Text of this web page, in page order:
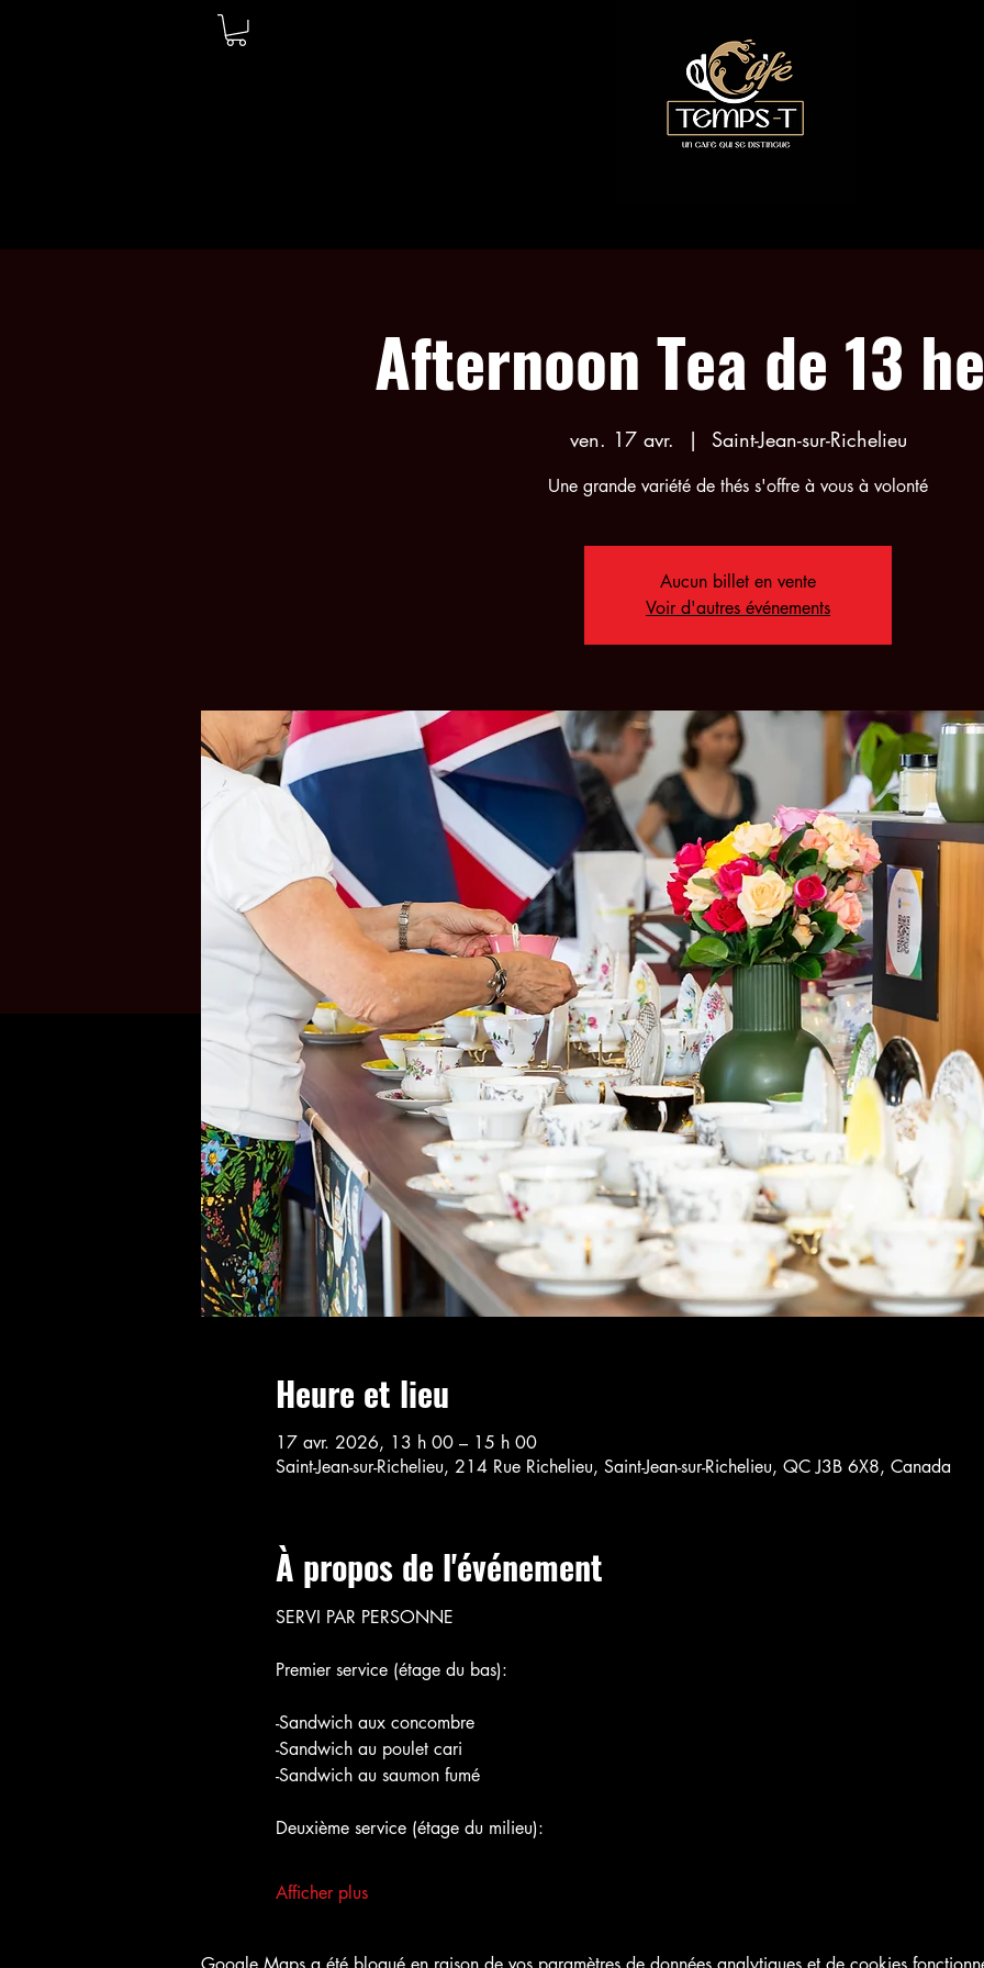
Afternoon Tea de 13
ven. 17 avr.
  |
Saint-Jean-sur-Richelieu
Une grande variété de thés s'offre à vous à volonté
Aucun billet en vente
Voir d'autres événements
Heure et lieu
17 avr. 2026, 13 h 00 – 15 h 00
Saint-Jean-sur-Richelieu, 214 Rue Richelieu, Saint-Jean-sur-Richelieu, QC J3B 6X8, Canada
À propos de l'événement
SERVI PAR PERSONNE
Premier service (étage du bas):
-Sandwich aux concombre
-Sandwich au poulet cari
-Sandwich au saumon fumé
Deuxième service (étage du milieu):
Afficher plus